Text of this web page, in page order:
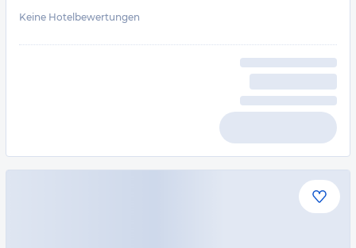
Keine Hotelbewertungen